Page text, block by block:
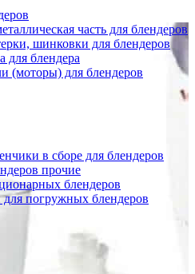
часть для блендеров
шинковки для блендеров
для блендера
(моторы) для блендеров
в сборе для блендеров
прочие
блендеров
погружных блендеров